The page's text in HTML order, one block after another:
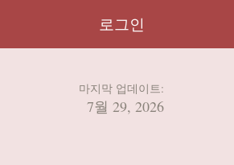
로그인
마지막 업데이트:
7월 29, 2026